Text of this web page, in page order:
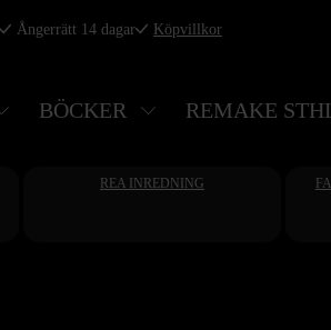
Ångerrätt 14 dagar Köpvillkor
BÖCKER REMAKE
REA INREDNING